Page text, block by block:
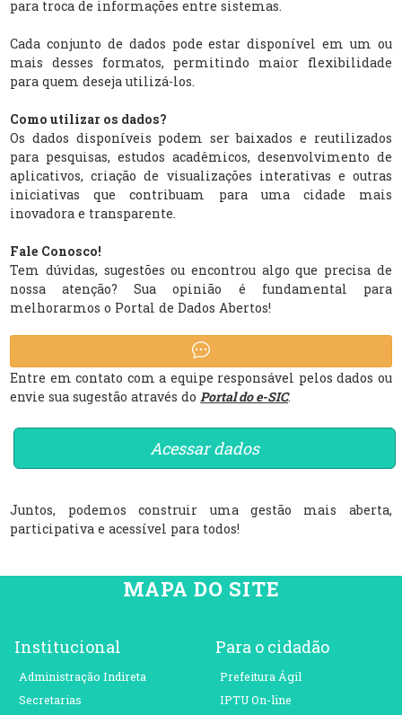
para troca de informações entre sistemas.
Cada conjunto de dados pode estar disponível em um ou
mais desses formatos, permitindo maior flexibilidade
para quem deseja utilizá-los.
Como utilizar os dados?
Os dados disponíveis podem ser baixados e reutilizados
para pesquisas, estudos acadêmicos, desenvolvimento de
aplicativos, criação de visualizações interativas e outras
iniciativas que contribuam para uma cidade mais
inovadora e transparente.
Fale Conosco!
Tem dúvidas, sugestões ou encontrou algo que precisa de
nossa atenção? Sua opinião é fundamental para
melhorarmos o Portal de Dados Abertos!
Entre em contato com a equipe responsável pelos dados ou
envie sua sugestão através doPortal do e-SIC.
Acessar dados
Juntos, podemos construir uma gestão mais aberta,
participativa e acessível para todos!
MAPA DO SITE
Institucional
Administração Indireta
Secretarias
Para o cidadão
Prefeitura Ágil
IPTU On-line